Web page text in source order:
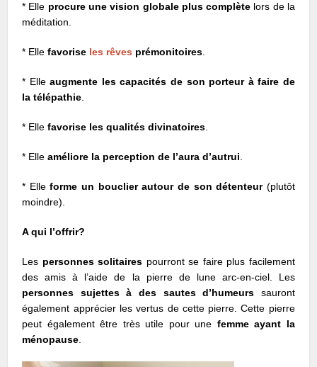
* Elle procure une vision globale plus complète lors de la
méditation.
* Ellefavorise les rêves prémonitoires
* Elleaugmente les capacités de son porteur à faire de
la télépathie
* Ellefavorise les qualités divinatoires
* Elleaméliore la perception de l’aura d’autrui
* Elleforme un bouclier autour de son détenteur(plutôt
moindre).
A qui l’offrir?
Les personnes solitaires pourront se faire plus facilement
des amis à l’aide de la pierre de lune arc-en-ciel. Les
personnes sujettes à des sautes d’humeurs sauront
également apprécier les vertus de cette pierre. Cette pierre
peut également être très utile pour une femme ayant la
ménopause